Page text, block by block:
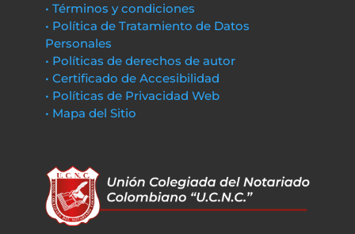
• Términos y condiciones
• Política de Tratamiento de Datos
Personales
• Políticas de derechos de autor
• Certificado de Accesibilidad
• Políticas de Privacidad Web
• Mapa del Sitio